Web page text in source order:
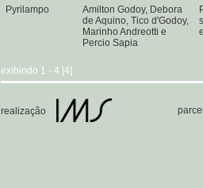
Pyrilampo
Amilton Godoy, Debora
de Aquino, Tico d'Godoy,
Marinho Andreotti e
Percio Sapia
exibindo 1 - 4 [4]
realização